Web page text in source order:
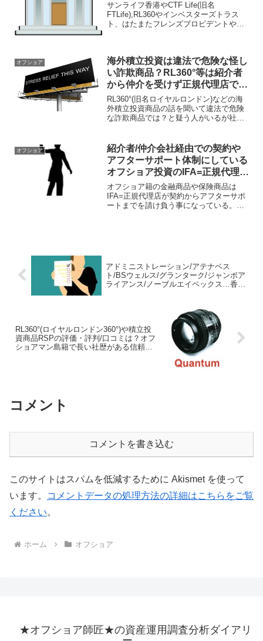
座への送金や小切手での対応可
能！
サンライフ香港やCTF Life(旧名
FTLife),RL360やインベスターズトラス
ト、はたまたフレンズプロビデントやス
がしっかりしているIFAと契約している事
が重要！
オフショア
海外積立投資は違法で危険な怪し
い詐欺商品？RL360°等は紹介者
から仲介を受けず正規代理店であ
るIFAと直接契約すれば合法で安
心安全！
RL360°(旧名ロイヤルロンドン)などの海
外積立投資商品の話を聞いて違法で危険
な詐欺商品では？と疑う人がいるが社歴
約をすることが重要なポイントとなって
くる。
オフショア
紹介者/仲介会社経由での契約や
アフターサポート体制にしている
オフショア投資のIFA=正規代理店
はとかげのしっぽ切り作戦では？
オフショア籍の金融商品や保険商品は
IFA=正規代理店が契約からアフターサポ
ートまでを請け負う事になっている。紹
アドミニストレーション/アテナベス
ト/BSウェルス/グランターク/ジャンボア
ライアンス/ノーブルエイペックス…香港
RL360°(ロイヤルロンドン360°)や積立投
資商品RSPの評価・評判/口コミは？オフ
ショアマン島籍で長い社歴がある信頼性
コメント
コメントを書き込む
このサイトはスパムを低減するために Akismet を使って
います。
コメントデータの処理方法の詳細はこちらをご覧
ください。
ホーム オフショア
★オフショア師匠★の資産運用調査分析ダイアリ